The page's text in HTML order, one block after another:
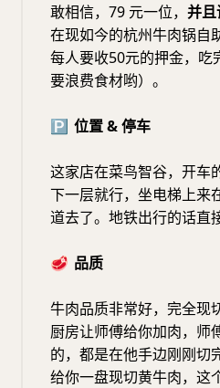
敢相信，79 元一位， 并
在现如今的杭州牛肉锅自
每人要收50元的押金，吃
要浪费食材哟）。
🅿️ 位置 & 停车
这家店在菜鸟智谷，开车
下一层就行，坐电梯上来
道去了。地铁出行的话直
🥩 品质
牛肉品质非常好，完全现
厨房让师傅给你加肉，师
的，都是在他手边刚刚切
给你一盘现切黄牛肉，这